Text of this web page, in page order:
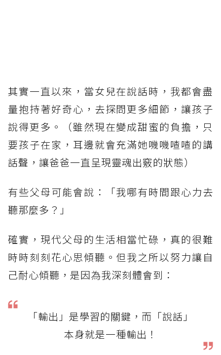
其實一直以來，當女兒在說話時，我都會盡
量抱持著好奇心，去探問更多細節，讓孩子
說得更多。（雖然現在變成甜蜜的負擔，只
要孩子在家，耳邊就會充滿她嘰嘰喳喳的講
話聲，讓爸爸一直呈現靈魂出竅的狀態）
有些父母可能會說：「我哪有時間跟心力去
聽那麼多？」
確實，現代父母的生活相當忙碌，真的很難
時時刻刻花心思傾聽。但我之所以努力讓自
己耐心傾聽，是因為我深刻體會到：
「輸出」是學習的關鍵，而「說話」
本身就是一種輸出！